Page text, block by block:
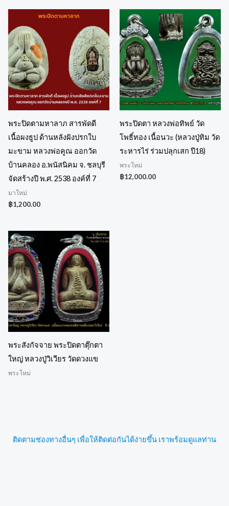
พระปิดตามหาลาภ สารพัดดี
เนื้อผงธูป ด้านหลังฝังปรกใบ
มะขาม หลวงพ่อคูณ ออกวัด
บ้านคลอง อ.พนัสนิคม จ. ชลบุรี
จัดสร้างปี พ.ศ. 2538 องค์ที่ 7
มาใหม่
฿1,200.00
พระปิดตา หลวงพ่อทิพย์ วัด
โพธิ์ทอง เนื้อนวะ (หลวงปู่ทิม วัด
ระหารไร่ ร่วมปลุกเสก ปี18)
พระใหม่
฿12,000.00
พระสังกัจจาย พระปิดตาตุ๊กตา
ใหญ่ หลวงปู่วิเวียร วัดดวงแข
พระใหม่
ติดตามช่องทางอื่นๆ เพื่อให้ติดต่อกันได้ง่ายขึ้น เราพร้อมดูแลท่าน